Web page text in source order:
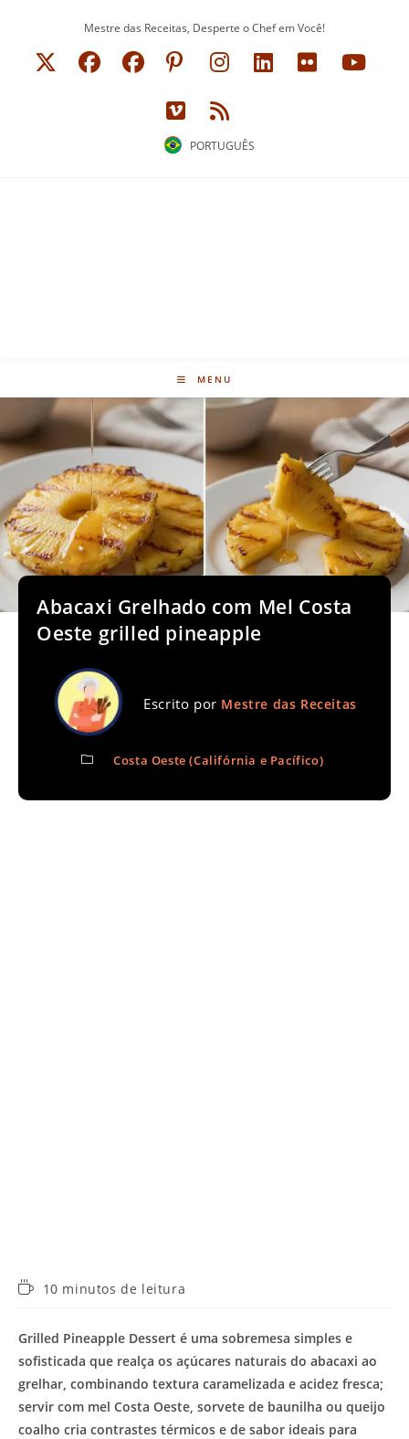
Mestre das Receitas, Desperte o Chef em Você!
PORTUGUÊS
MENU
Abacaxi Grelhado com Mel Costa
Oeste grilled pineapple
Escrito por Mestre das Receitas
Costa Oeste (Califórnia e Pacífico)
Tempo10 minutos de leitura
Grilled Pineapple Dessert é uma sobremesa simples e
sofisticada que realça os açúcares naturais do abacaxi ao
grelhar, combinando textura caramelizada e acidez fresca;
servir com mel Costa Oeste, sorvete de baunilha ou queijo
coalho cria contrastes térmicos e de sabor ideais para